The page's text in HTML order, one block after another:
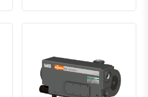
Быстрый просмотрДобавить к сравнению
Добавить в избранное